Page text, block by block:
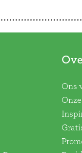
Ons